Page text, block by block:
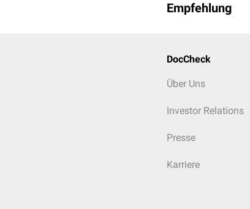
Empfehlung
DocCheck
Über Uns
Investor Relations
Presse
Karriere